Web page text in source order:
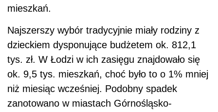
mieszkań.
Najszerszy wybór tradycyjnie miały rodziny z
dzieckiem dysponujące budżetem ok. 812,1
tys. zł. W Łodzi w ich zasięgu znajdowało się
ok. 9,5 tys. mieszkań, choć było to o 1% mniej
niż miesiąc wcześniej. Podobny spadek
zanotowano w miastach Górnośląsko-